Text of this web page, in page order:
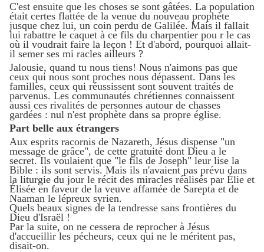
C'est ensuite que les choses se sont gâtées. La population
était certes flattée de la venue du nouveau prophète
jusque chez lui, un coin perdu de Galilée. Mais il fallait
lui rabattre le caquet à ce fils du charpentier pou r le cas
où il voudrait faire la leçon ! Et d'abord, pourquoi allait-
il semer ses mi racles ailleurs ?
Jalousie, quand tu nous tiens! Nous n'aimons pas que
ceux qui nous sont proches nous dépassent. Dans les
familles, ceux qui réussissent sont souvent traités de
parvenus. Les communautés chrétiennes connaissent
aussi ces rivalités de personnes autour de chasses
gardées : nul n'est prophète dans sa propre église.
Part belle aux étrangers
Aux esprits racornis de Nazareth, Jésus dispense "un
message de grâce", de cette gratuité dont Dieu a le
secret. Ils voulaient que "le fils de Joseph" leur lise la
Bible : ils sont servis. Mais ils n'avaient pas prévu dans
la liturgie du jour le récit des miracles réalisés par Élie et
Élisée en faveur de la veuve affamée de Sarepta et de
Naaman le lépreux syrien.
Quels beaux signes de la tendresse sans frontières du
Dieu d'Israël !
Par la suite, on ne cessera de reprocher à Jésus
d'accueillir les pécheurs, ceux qui ne le méritent pas,
disait-on.